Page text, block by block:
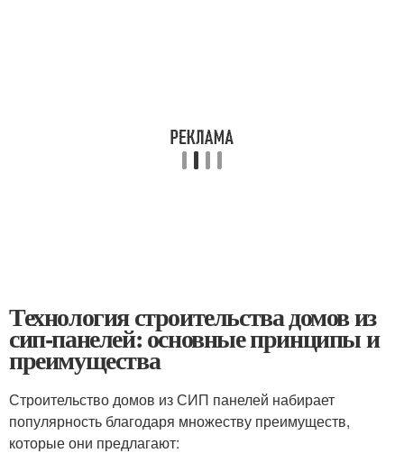
Технология строительства домов из
сип-панелей: основные принципы и
преимущества
Строительство домов из СИП панелей набирает
популярность благодаря множеству преимуществ,
которые они предлагают: